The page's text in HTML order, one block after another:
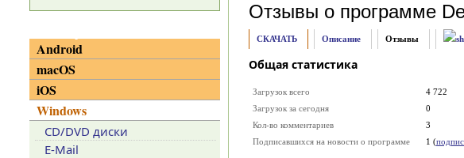
Отзывы о программе
СКАЧАТЬ Описание Отзывы
Общая статистика
Загрузок всего
4 722
Загрузок за сегодня
0
Кол-во комментариев
3
Подписавшихся на новости о программе
1 (
Android
macOS
iOS
Windows
CD/DVD диски
E-Mail